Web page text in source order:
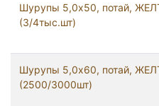
Шурупы 5,0x50, потай,
(3/4тыс.шт)
Шурупы 5,0x60, потай,
(2500/3000шт)